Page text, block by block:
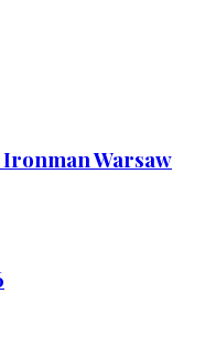
Warsaw